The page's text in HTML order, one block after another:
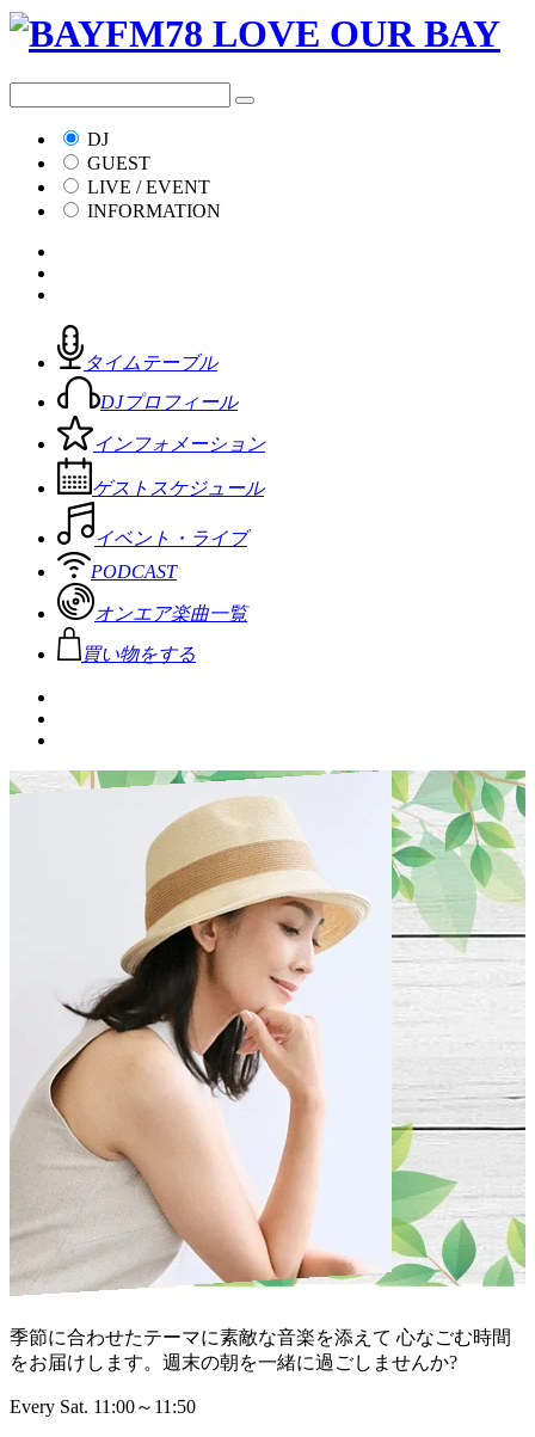
DJ
GUEST
LIVE / EVENT
INFORMATION
タイムテーブル
DJプロフィール
インフォメーション
ゲストスケジュール
イベント・ライブ
PODCAST
オンエア楽曲一覧
買い物をする
季節に合わせたテーマに素敵な音楽を添えて 心なごむ時間
をお届けします。週末の朝を一緒に過ごしませんか?
Every Sat. 11:00～11:50